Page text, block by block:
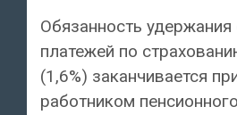
Обязанность удержания
платежей по
(1,6%) заканчивается
работником